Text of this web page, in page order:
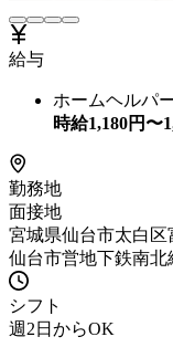
給与
ホームヘルパ
時給1,180円〜
勤務地
面接地
宮城県仙台市太白区
仙台市営地下鉄南北
シフト
週2日からOK